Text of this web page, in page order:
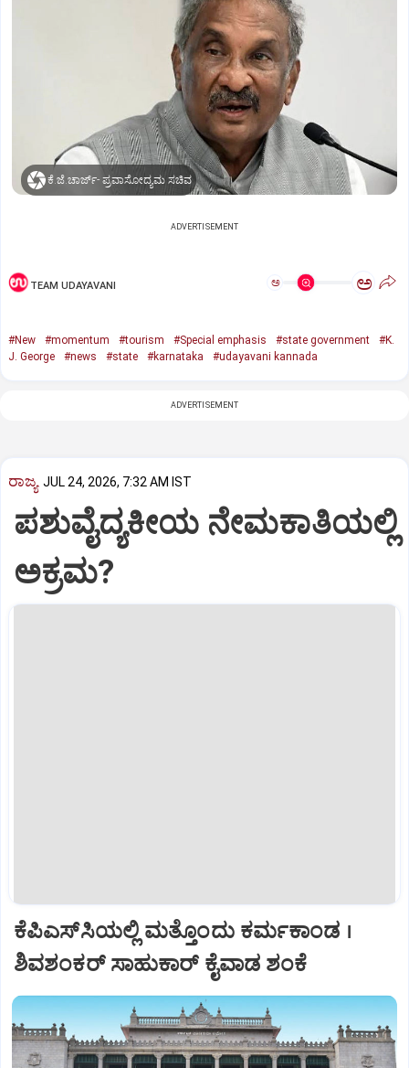
ಕೆ.ಜೆ.ಚಾರ್ಜ್- ಪ್ರವಾಸೋದ್ಯಮ ಸಚಿವ
ADVERTISEMENT
TEAM UDAYAVANI ಅ ಅ
#New #momentum #tourism #Special emphasis #state government
#K.
J. George
#news #state #karnataka #udayavani kannada
ADVERTISEMENT
ರಾಜ್ಯ JUL 24, 2026, 7:32 AM IST
ಪಶುವೈದ್ಯಕೀಯ ನೇಮಕಾತಿಯಲ್ಲಿ
ಅಕ್ರಮ?
ಕೆಪಿಎಸ್‌ಸಿಯಲ್ಲಿ ಮತ್ತೊಂದು ಕರ್ಮಕಾಂಡ ।
ಶಿವಶಂಕರ್‌ ಸಾಹುಕಾರ್‌ ಕೈವಾಡ ಶಂಕೆ